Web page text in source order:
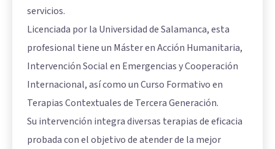
servicios.
Licenciada por la Universidad de Salamanca, esta
profesional tiene un Máster en Acción Humanitaria,
Intervención Social en Emergencias y Cooperación
Internacional, así como un Curso Formativo en
Terapias Contextuales de Tercera Generación.
Su intervención integra diversas terapias de eficacia
probada con el objetivo de atender de la mejor